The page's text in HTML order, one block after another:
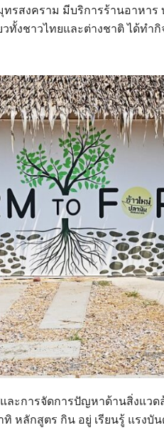
รสงคราม มีบริการร้านอาหาร
ทั้งชาวไทยและต่างชาติ ได้ทำ
ละการจัดการปัญหาด้านสิ่งแวด
หลักสูตร กิน อยู่ เรียนรู้ แรงบั